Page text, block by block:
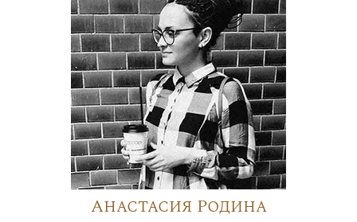
Анастасия Родина